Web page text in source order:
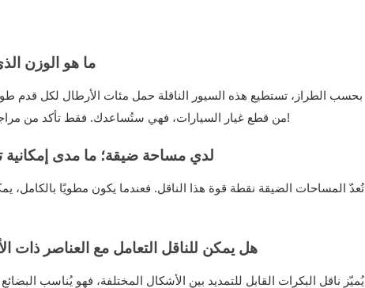
1. ما هو الوزن
بحسب الطراز، تستطيع هذه السيور الناقلة حمل مئات الأرطال لكل قدم
من قطع غيار السيارات، فهي ستُساعدك. فقط تأكد من مراجعة مواصفات طرازك المُحدد - لا تُريد أن تُحوّل الأمر إلى تمرين رفع أثقال!
2. لدي مساحة ضيقة؛ ما مدى
تُعدّ المساحات الضيقة نقطة قوة هذا الناقل. فعندما يكون مطويًا
3. هل يمكن للناقل التعامل مع العناصر
يُميّز ناقل البكرات القابل للتمديد بين الأشكال المختلفة، فهو يُناسب